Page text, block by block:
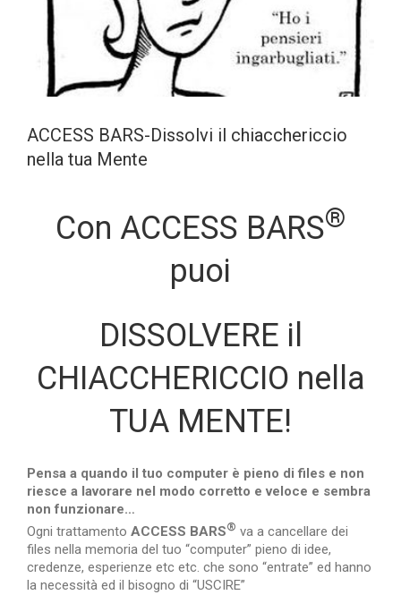
ACCESS BARS-Dissolvi il chiacchericcio
nella tua Mente
Con ACCESS BARS®
puoi
DISSOLVERE il
CHIACCHERICCIO nella
TUA MENTE!
Pensa a quando il tuo computer è pieno di files e non
riesce a lavorare nel modo corretto e veloce e sembra
non funzionare…
Ogni trattamento ACCESS BARS® va a cancellare dei
files nella memoria del tuo “computer” pieno di idee,
credenze, esperienze etc etc. che sono “entrate” ed hanno
la necessità ed il bisogno di “USCIRE”